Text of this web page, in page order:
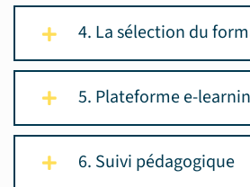
4. La sélection du
5. Plateforme e-
6. Suivi pédagogique